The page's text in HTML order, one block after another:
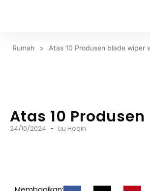
Rumah > Atas 10 Produsen blade wiper
Atas 10
24/10/2024 Liu Heqin